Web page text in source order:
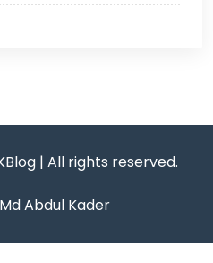
| All rights reserved.
Abdul Kader